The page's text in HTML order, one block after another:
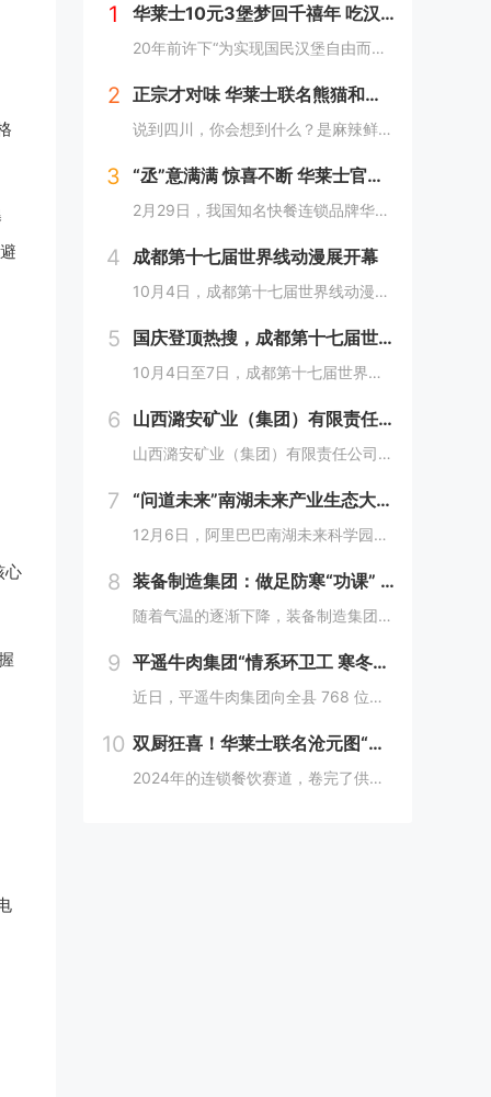
心
1 华莱士10元3堡梦回千禧年 吃汉堡、献爱心，经典好滋味回馈社会
20年前许下“为实现国民汉堡自由而奋斗”心愿的中国华莱士可能没有想到，2024年华莱士汉堡价格居然“卷”出了首店开业的价格！9月1日，“2024华华汉堡节”正式开启，而此次汉堡节，华莱士也是下了“血本”来回馈「华门信徒」，10块钱就能吃到3...
2 正宗才对味 华莱士联名熊猫和和国庆重磅上新鱼香肉丝鸡腿堡
说到四川，你会想到什么？是麻辣鲜香的川菜？还是圆滚滚可爱的国宝“胖达”？华莱士寻味中国系列终于来到了川蜀之地，与央视动漫熊猫和和联名，9月20日重磅上新华莱士川蜀鱼香肉丝风味鸡腿堡，从舌尖出发，探寻川蜀美食的“灵魂”。中国华莱士一直秉承着传...
3 “丞”意满满 惊喜不断 华莱士官宣范丞丞为新代言人
2月29日，我国知名快餐连锁品牌华莱士正式官宣范丞丞成为中国华莱士的品牌代言人。配合官宣，华莱士携手范丞丞发布了全新的品牌TVC，还为范丞丞的粉丝们量身定制了“丞意满满”的惊喜，与范丞丞共同开启创意十足的“春日之旅”。“丞”至金开，共掀美食...
4 成都第十七届世界线动漫展开幕
10月4日，成都第十七届世界线动漫展在中国西部国际博览城开幕。本届展会以“逐浪追风，记秋航行”为主题，涵盖品牌展商互动、主题游戏体验、沉浸主题摄影、声优大赛、电竞比赛、嘉宾签售、主题巡游和IP周边销售等核心内容。展会服务继续升级！成都第十七...
5 国庆登顶热搜，成都第十七届世界线动漫展圆满举行!
10月4日至7日，成都第十七届世界线动漫展在中国西部国际博览城成功举行。世界线动漫展是成都本土市场孕育的动漫展会，凭借独特的游戏体验和品牌展商互动内容，在年轻二次元人群好评如潮，成为了西部地区受众人数最多、规模最大的动漫展会。成都第十七届世...
6 山西潞安矿业（集团）有限责任公司古城煤矿： 企业基层党组织如何围绕中心工作发挥宣传赋能作用
山西潞安矿业（集团）有限责任公司古城煤矿：企业基层党组织如何围绕中心工作发挥宣传赋能作用 习近平总书记指出，做好新形势下宣传思想工作，必须自觉承担起举旗帜、聚民心、育新人、兴文化、展形象的使命任务，这为国企做好宣传思想工作提供了根...
7 “问道未来”南湖未来产业生态大会，阿里巴巴南湖未来科学园正式宣布开园
12月6日，阿里巴巴南湖未来科学园正式宣布开园，并同期举办了“问道未来——南湖未来产业生态大会”。此次活动中，由阿里巴巴达摩院主导的湖畔实验室、中国科学院院士叶志镇团队、西湖大学裴端卿教授实验室等共计106家科技创新企业及实验室正式入驻并举...
8 装备制造集团：做足防寒“功课” 全力备战“冬考”
随着气温的逐渐下降，装备制造集团各单位坚持早安排、早准备、早落实，超前部署、多措并举做好防冻保暖工作，全力保障冬季生产安全稳定运行。“报告值班长，井口热风机组经过全面检修维护，昨天进行了试运转，一切正常。”寺河煤矿二号井机电运行工区班前会上...
9 平遥牛肉集团“情系环卫工 寒冬暖人心”
近日，平遥牛肉集团向全县 768 位环卫工人捐赠了价值15万余元的保暖衣和保温杯。这一善举主要源于对环卫工人辛勤付出的由衷敬意。他们每日穿梭在平遥的大街小巷，无畏寒暑，为城市的整洁默默奉献，这种精神深深触动了平遥牛肉集团...
10 双厨狂喜！华莱士联名沧元图“破圈儿”二次元
2024年的连锁餐饮赛道，卷完了供应链、卷完了规模，开始卷起了营销和文化，而作为我国连锁快餐的龙头企业，华莱士无疑是最会玩儿的“玩家”之一。日前，华莱士联名沧元图，用国潮、国漫文化，破圈儿二次元，掀起了“华门信徒”和二次元粉丝的“双厨狂喜”...